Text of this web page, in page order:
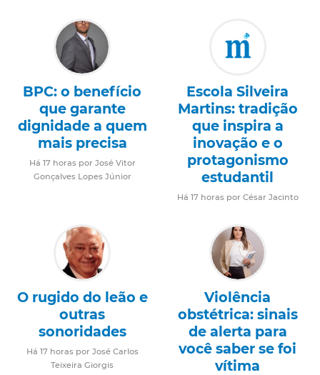
BPC: o benefício
que garante
dignidade a quem
mais precisa
Há 17 horas por José Vitor
Gonçalves Lopes Júnior
Escola Silveira
Martins: tradição
que inspira a
inovação e o
protagonismo
estudantil
Há 17 horas por César Jacinto
O rugido do leão e
outras
sonoridades
Há 17 horas por José Carlos
Teixeira Giorgis
Violência
obstétrica: sinais
de alerta para
você saber se foi
vítima